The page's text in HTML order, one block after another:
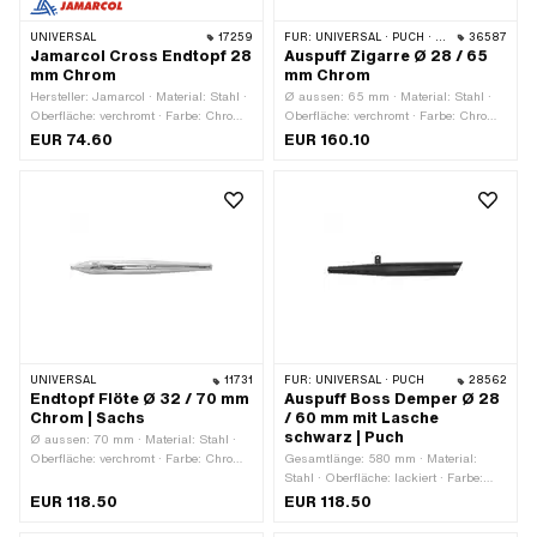
UNIVERSAL 17259
Jamarcol Cross Endtopf 28
mm Chrom
Hersteller: Jamarcol · Material: Stahl ·
Oberfläche: verchromt · Farbe: Chrom ·
Befestigungsart: angeschweisste
EUR 74.60
FÜR: UNIVERSAL · PUCH · SACHS · HERCULES 36587
Auspuff Zigarre Ø 28 / 65
mm Chrom
Ø aussen: 65 mm · Material: Stahl ·
Oberfläche: verchromt · Farbe: Chrom ·
Gesamtlänge: 650 mm ·
EUR 160.10
UNIVERSAL 11731
Endtopf Flöte Ø 32 / 70 mm
Chrom | Sachs
Ø aussen: 70 mm · Material: Stahl ·
Oberfläche: verchromt · Farbe: Chrom ·
Befestigungsart: geschraubte Schelle ·
EUR 118.50
FÜR: UNIVERSAL · PUCH 28562
Auspuff Boss Demper Ø 28
/ 60 mm mit Lasche
schwarz | Puch
Gesamtlänge: 580 mm · Material:
Stahl · Oberfläche: lackiert · Farbe:
schwarz · Befestigungsart:
EUR 118.50